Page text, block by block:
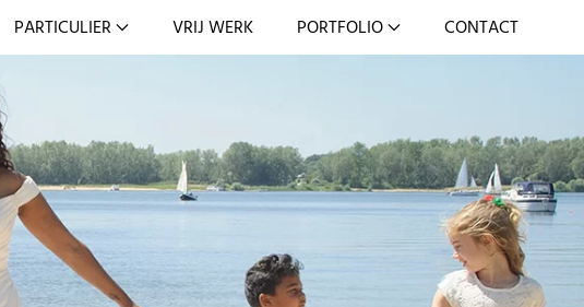
PARTICULIER VRIJ WERK PORTFOLIO CONTACT